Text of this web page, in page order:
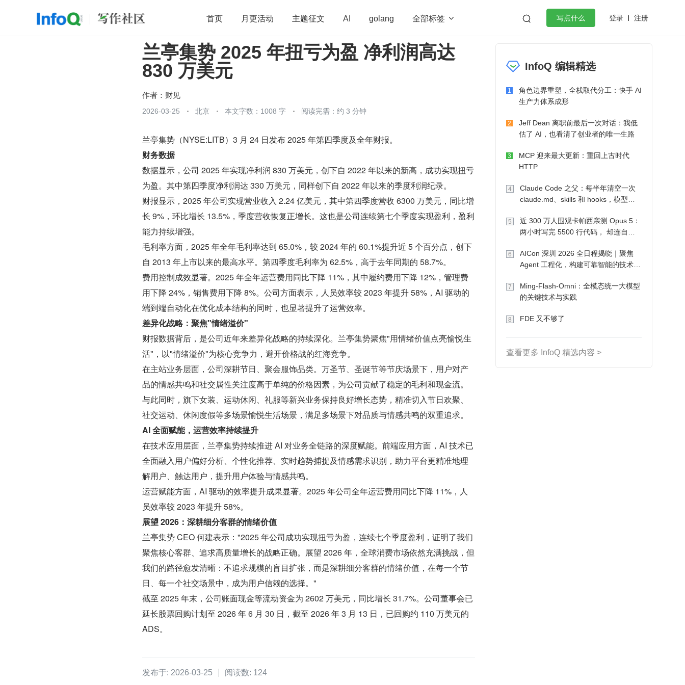
首页 月更活动 主题征文 AI golang 全部标签   写点什么 登录 注册
开源 架构 OpenHarmony 算法 学习方法 Web3.0 高效工作
团队管理 程序员 微服务架构 flutter
兰亭集势 2025 年扭亏为盈 净利润高达
830 万美元
作者： 财见
2026-03-25 北京 本文字数：1008 字 阅读完需：约 3 分钟
兰亭集势（NYSE:LITB）3 月 24 日发布 2025 年第四季度及全年财报。
财务数据
数据显示，公司 2025 年实现净利润 830 万美元，创下自 2022 年以来的新高，成功实现扭亏
为盈。其中第四季度净利润达 330 万美元，同样创下自 2022 年以来的季度利润纪录。
财报显示，2025 年公司实现营业收入 2.24 亿美元，其中第四季度营收 6300 万美元，同比增
长 9%，环比增长 13.5%，季度营收恢复正增长。这也是公司连续第七个季度实现盈利，盈利
能力持续增强。
毛利率方面，2025 年全年毛利率达到 65.0%，较 2024 年的 60.1%提升近 5 个百分点，创下
自 2013 年上市以来的最高水平。第四季度毛利率为 62.5%，高于去年同期的 58.7%。
费用控制成效显著。2025 年全年运营费用同比下降 11%，其中履约费用下降 12%，管理费
用下降 24%，销售费用下降 8%。公司方面表示，人员效率较 2023 年提升 58%，AI 驱动的
端到端自动化在优化成本结构的同时，也显著提升了运营效率。
差异化战略：聚焦"情绪溢价"
财报数据背后，是公司近年来差异化战略的持续深化。兰亭集势聚焦"用情绪价值点亮愉悦生
活"，以"情绪溢价"为核心竞争力，避开价格战的红海竞争。
在主站业务层面，公司深耕节日、聚会服饰品类。万圣节、圣诞节等节庆场景下，用户对产
品的情感共鸣和社交属性关注度高于单纯的价格因素，为公司贡献了稳定的毛利和现金流。
与此同时，旗下女装、运动休闲、礼服等新兴业务保持良好增长态势，精准切入节日欢聚、
社交运动、休闲度假等多场景愉悦生活场景，满足多场景下对品质与情感共鸣的双重追求。
AI 全面赋能，运营效率持续提升
在技术应用层面，兰亭集势持续推进 AI 对业务全链路的深度赋能。前端应用方面，AI 技术已
全面融入用户偏好分析、个性化推荐、实时趋势捕捉及情感需求识别，助力平台更精准地理
解用户、触达用户，提升用户体验与情感共鸣。
运营赋能方面，AI 驱动的效率提升成果显著。2025 年公司全年运营费用同比下降 11%，人
员效率较 2023 年提升 58%。
展望 2026：深耕细分客群的情绪价值
兰亭集势 CEO 何建表示："2025 年公司成功实现扭亏为盈，连续七个季度盈利，证明了我们
聚焦核心客群、追求高质量增长的战略正确。展望 2026 年，全球消费市场依然充满挑战，但
我们的路径愈发清晰：不追求规模的盲目扩张，而是深耕细分客群的情绪价值，在每一个节
日、每一个社交场景中，成为用户信赖的选择。"
截至 2025 年末，公司账面现金等流动资金为 2602 万美元，同比增长 31.7%。公司董事会已
延长股票回购计划至 2026 年 6 月 30 日，截至 2026 年 3 月 13 日，已回购约 110 万美元的
ADS。
发布于: 2026-03-25 阅读数: 124
InfoQ 编辑精选
1
角色边界重塑，全栈取代分工：快手 AI
生产力体系成形
2
Jeff Dean 离职前最后一次对话：我低
估了 AI，也看清了创业者的唯一生路
3
MCP 迎来最大更新：重回上古时代
HTTP
4
Claude Code 之父：每半年清空一次
claude.md、skills 和 hooks，模型自
5
近 300 万人围观卡帕西亲测 Opus 5：
两小时写完 5500 行代码， 却连自己
6
AICon 深圳 2026 全日程揭晓｜聚焦
Agent 工程化，构建可靠智能的技术路
7
Ming-Flash-Omni：全模态统一大模型
的关键技术与实践
8 FDE 又不够了
查看更多 InfoQ 精选内容 >